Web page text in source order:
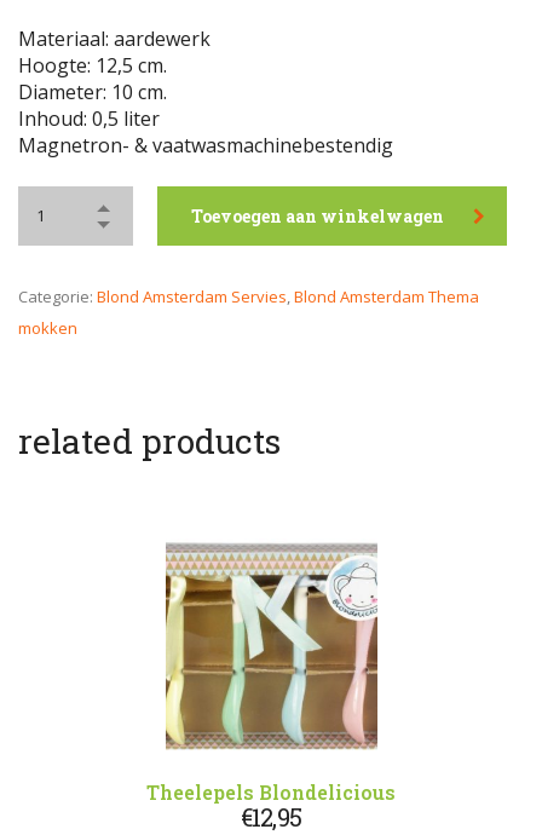
Materiaal: aardewerk
Hoogte: 12,5 cm.
Diameter: 10 cm.
Inhoud: 0,5 liter
Magnetron- & vaatwasmachinebestendig
Toevoegen aan winkelwagen
Categorie: Blond Amsterdam Servies,Blond Amsterdam Thema
mokken
related products
Theelepels Blondelicious
€12,95